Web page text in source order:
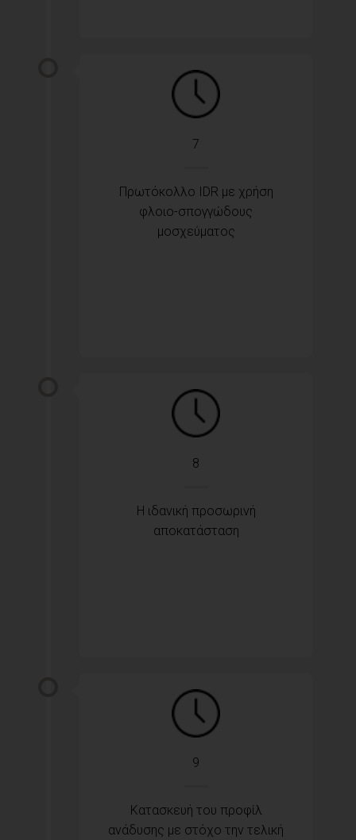
7
Πρωτόκολλο IDR με χρήση
φλοιο-σπογγώδους
μοσχεύματος
8
Η ιδανική προσωρινή
αποκατάσταση
9
Κατασκευή του προφίλ
ανάδυσης με στόχο την τελική